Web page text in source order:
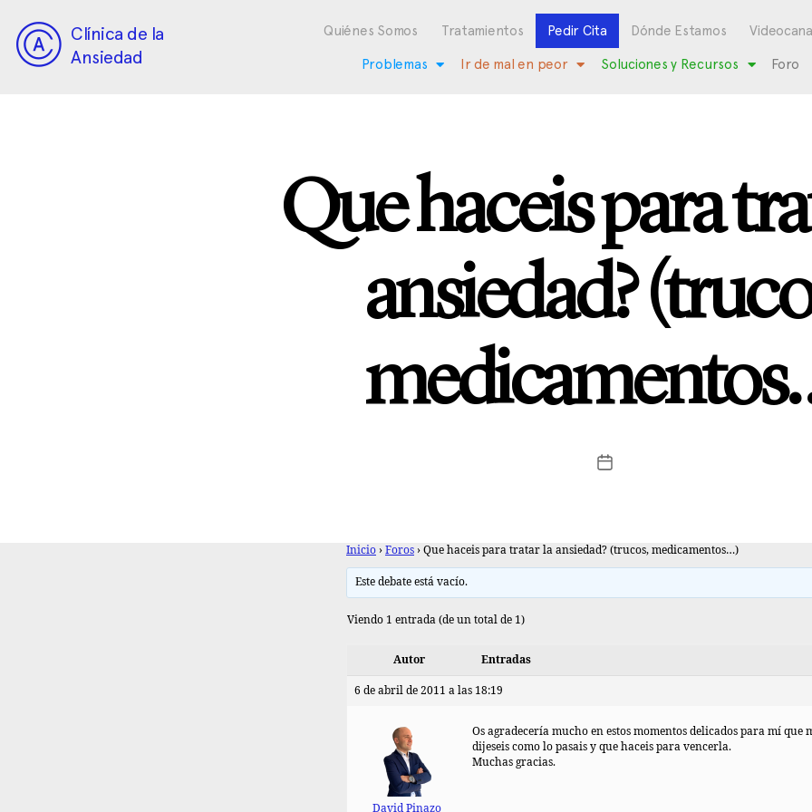
Clínica de la
Ansiedad
Quiénes Somos Tratamientos Pedir Cita Dónde Estamos
Problemas Ir de mal en peor Soluciones y Recursos Foro
Que haceis para
ansiedad?
Inicio › Foros › Que haceis para tratar la ansiedad? (trucos, medicamentos…)
Este debate está vacío.
Viendo 1 entrada (de un total de 1)
Autor Entradas
6 de abril de 2011 a las 18:19
David Pinazo
Os agradecería mucho en estos momentos delicados para mí que
dijeseis como lo pasais y que haceis para vencerla.
Muchas gracias.